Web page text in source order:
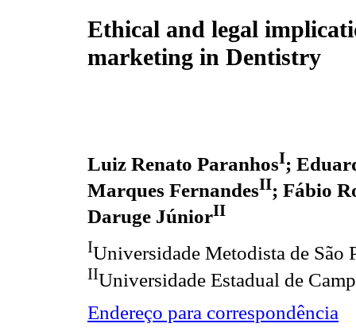
Ethical and legal
marketing in Dentistry
Luiz Renato ParanhosI;
Marques FernandesII; Fábio
Daruge JúniorII
IUniversidade Metodista de São
IIUniversidade Estadual de
Endereço para correspondência